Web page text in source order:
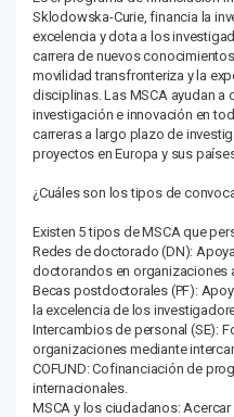
Sklodowska-Curie, financia la
excelencia y dota a los
carrera de nuevos
movilidad transfronteriza y la
disciplinas. Las MSCA ayudan a
investigación e innovación en
carreras a largo plazo de
proyectos en Europa y sus
¿Cuáles son los tipos de
Existen 5 tipos de MSCA que
Redes de doctorado (DN):
doctorandos en organizaciones
Becas postdoctorales (PF):
la excelencia de los
Intercambios de personal (SE):
organizaciones mediante
COFUND: Cofinanciación de
internacionales.
MSCA y los ciudadanos: